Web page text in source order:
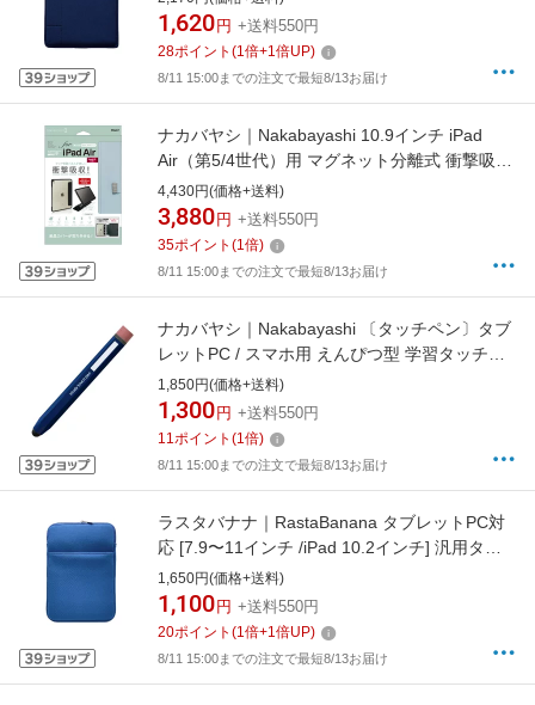
1,620 円 +送料550円
28ポイント (1倍+1倍UP)
8/11 15:00までの注文で最短8/13お届け
ナカバヤシ｜Nakabayashi 10.9インチ iPad
Air（第5/4世代）用 マグネット分離式 衝撃吸収
ケース ライトブルー TBC-IPA2201LBL
4,430円(価格+送料)
3,880 円 +送料550円
35ポイント (1倍)
8/11 15:00までの注文で最短8/13お届け
ナカバヤシ｜Nakabayashi 〔タッチペン〕タブ
レットPC / スマホ用 えんぴつ型 学習タッチペ
ン ネイビー ECTP-19NB
1,850円(価格+送料)
1,300 円 +送料550円
11ポイント (1倍)
8/11 15:00までの注文で最短8/13お届け
ラスタバナナ｜RastaBanana タブレットPC対
応 [7.9〜11インチ /iPad 10.2インチ] 汎用タブ
レット ネオプレーンケース ファスナー ネイビ
ー RFRTA1002NV
1,650円(価格+送料)
1,100 円 +送料550円
20ポイント (1倍+1倍UP)
8/11 15:00までの注文で最短8/13お届け